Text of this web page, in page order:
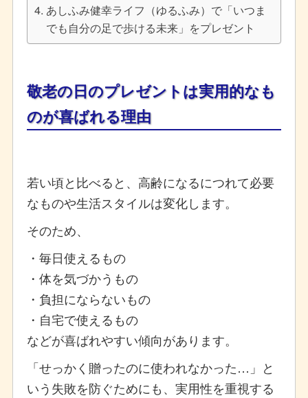
あしふみ健幸ライフ（ゆるふみ）で「いつま
でも自分の足で歩ける未来」をプレゼント
敬老の日のプレゼントは実用的なも
のが喜ばれる理由
若い頃と比べると、高齢になるにつれて必要
なものや生活スタイルは変化します。
そのため、
・毎日使えるもの
・体を気づかうもの
・負担にならないもの
・自宅で使えるもの
などが喜ばれやすい傾向があります。
「せっかく贈ったのに使われなかった…」と
いう失敗を防ぐためにも、実用性を重視する